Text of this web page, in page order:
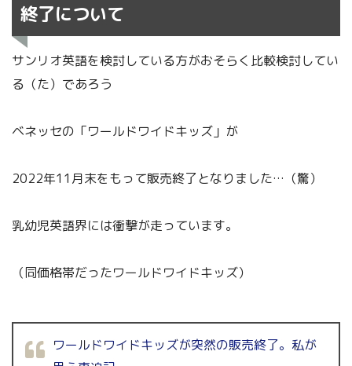
終了について
サンリオ英語を検討している方がおそらく比較検討してい
る（た）であろう
ベネッセの「ワールドワイドキッズ」が
2022年11月末をもって販売終了となりました…（驚）
乳幼児英語界には衝撃が走っています。
（同価格帯だったワールドワイドキッズ）
ワールドワイドキッズが突然の販売終了。私が